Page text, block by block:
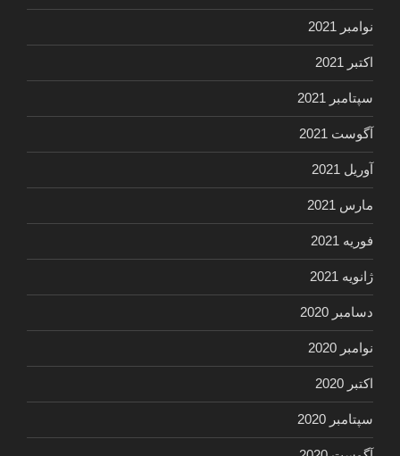
نوامبر 2021
اکتبر 2021
سپتامبر 2021
آگوست 2021
آوریل 2021
مارس 2021
فوریه 2021
ژانویه 2021
دسامبر 2020
نوامبر 2020
اکتبر 2020
سپتامبر 2020